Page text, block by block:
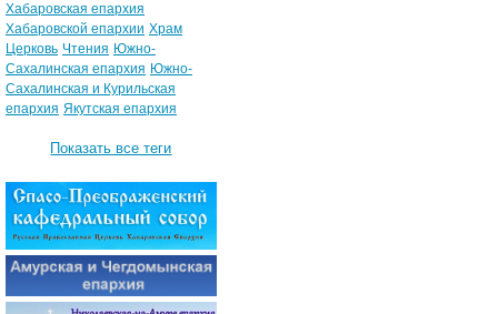
Хабаровская епархия
Хабаровской епархии Храм
Церковь Чтения Южно-
Сахалинская епархия Южно-
Сахалинская и Курильская
епархия Якутская епархия
Показать все теги